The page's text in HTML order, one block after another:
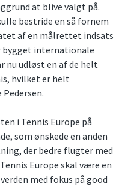
at blive valgt på.
bestride en så fornem
af en målrettet indsats
bygget internationale
nu udløst en af de helt
hvilket er helt
i Tennis Europe på
som ønskede en anden
der bedre flugter med
Europe skal være en
med fokus på good